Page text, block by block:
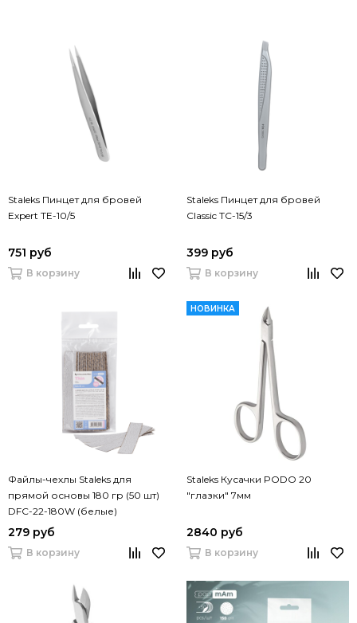
Staleks Пинцет для бровей
Expert TE-10/5
751 руб
В корзину
Staleks Пинцет для бровей
Classic TC-15/3
399 руб
В корзину
Файлы-чехлы Staleks для
прямой основы 180 гр (50 шт)
DFС-22-180W (белые)
279 руб
В корзину
НОВИНКА
Staleks Кусачки PODO 20
"глазки" 7мм
2840 руб
В корзину